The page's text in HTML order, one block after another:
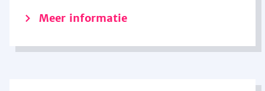
Meer informatie